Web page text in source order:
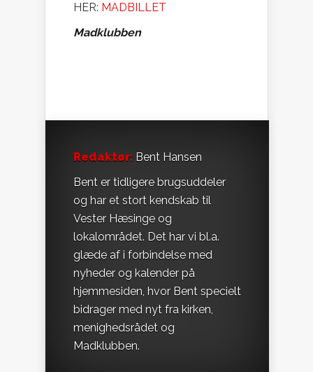
HER: MADBILLET
Madklubben
Redaktør: Bent Hansen
Bent er tidligere brugsuddeler
og har et stort kendskab til
Vester Hæsinge og
lokalområdet. Det har vi bl.a.
glæde af i forbindelse med
nyheder og kalender på
hjemmesiden, hvor Bent specielt
bidrager med nyt fra kirken,
menighedsrådet og
Madklubben.